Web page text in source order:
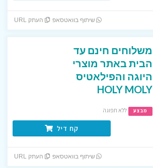
שיתוף בוואטסאפ העתק URL
משלוחים חינם עד
הבית באתר מוצרי
היוגה והפילאטיס
HOLY MOLY
מבצע ללא תפוגה
קח דיל
שיתוף בוואטסאפ העתק URL